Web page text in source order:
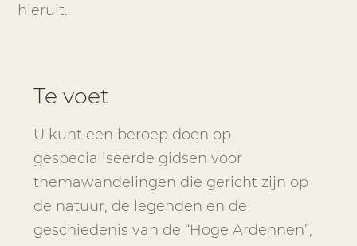
hieruit.
Te voet
U kunt een beroep doen op
gespecialiseerde gidsen voor
themawandelingen die gericht zijn op
de natuur, de legenden en de
geschiedenis van de “Hoge Ardennen”,